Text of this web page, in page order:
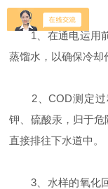
1、在通电运用前
蒸馏水，以确保冷却
2、COD测定过
钾、硫酸汞，归于
直接排往下水道中。
3、水样的氧化回